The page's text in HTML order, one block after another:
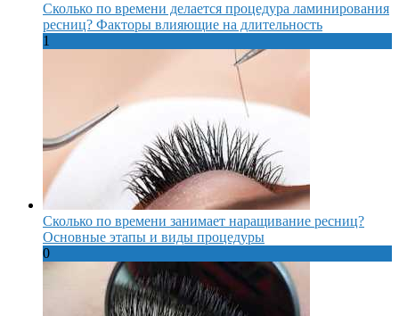
Сколько по времени делается процедура ламинирования
ресниц? Факторы влияющие на длительность
1
Сколько по времени занимает наращивание ресниц?
Основные этапы и виды процедуры
0